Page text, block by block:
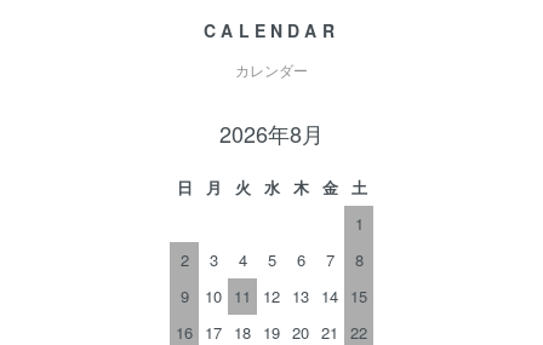
CALENDAR
カレンダー
2026年8月
日 月 火 水 木 金
土
1
2
3 4 5 6 7
8
9
10 11 12 13 14 15
16 17 18 19 20 21
22